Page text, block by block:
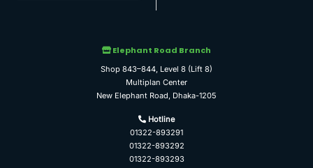
Elephant Road Branch
Shop 843–844, Level 8 (Lift 8)
Multiplan Center
New Elephant Road, Dhaka-1205
Hotline
01322-893291
01322-893292
01322-893293